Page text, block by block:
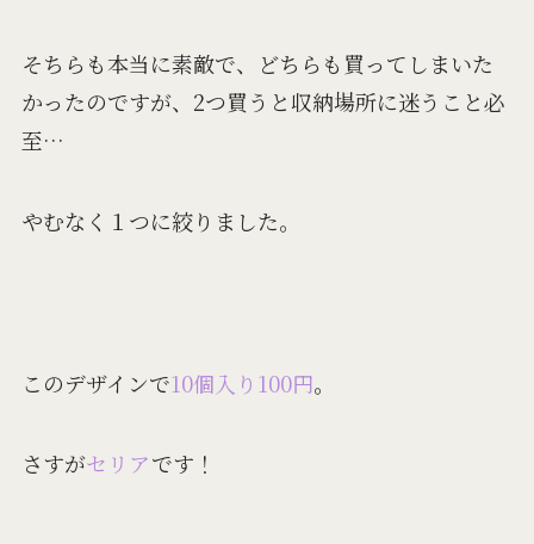
そちらも本当に素敵で、どちらも買ってしまいた
かったのですが、2つ買うと収納場所に迷うこと必
至…
やむなく１つに絞りました。
このデザインで10個入り100円。
さすがセリアです！